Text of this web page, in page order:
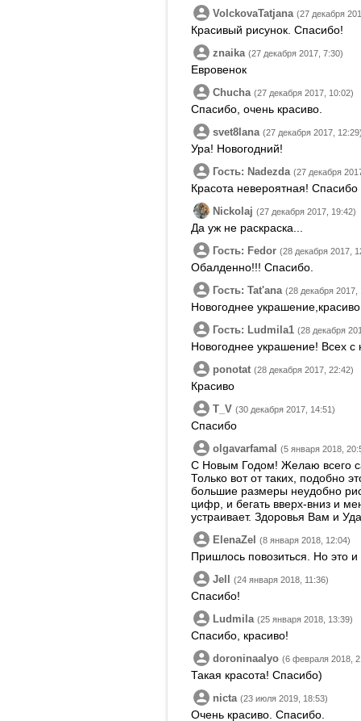
VolckovaTatjana (27 декабря
Красивый рисунок. Спасибо!
znaika (27 декабря 2017, 7:30)
Евровенок
Chucha (27 декабря 2017, 10:02)
Спасибо, очень красиво.
svet8lana (27 декабря 2017,
Ура! Новогодний!
Гость: Nadezda (27 декабря
Красота невероятная! Спасибо
Nickolaj (27 декабря 2017, 19:42)
Да уж не раскраска...
Гость: Fedor (28 декабря 2017,
Обалденно!!! Спасибо.
Гость: Tatʹana (28 декабря 2017,
Новогоднее украшение,красиво
Гость: Ludmila1 (28 декабря
Новогоднее украшение! Всех
ponotat (28 декабря 2017, 22:42)
Красиво
T_V (30 декабря 2017, 14:51)
Спасибо
olgavarfamal (5 января 2018,
С Новым Годом! Желаю всего
Только вот от таких, подобно
большие размеры неудобно
цифр, и бегать вверх-вниз и
устраивает. Здоровья Вам и
ElenaZel (8 января 2018, 12:04)
Пришлось повозиться. Но это
Jell (24 января 2018, 11:36)
Спасибо!
Ludmila (25 января 2018, 13:39)
Спасибо, красиво!
doroninaalyo (6 февраля 2018,
Такая красота! Спасибо)
nicta (23 июля 2019, 18:53)
Очень красиво. Спасибо.